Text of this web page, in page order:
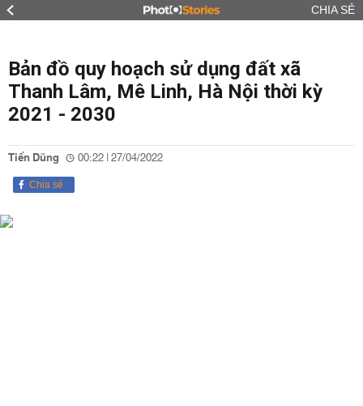
CHIA SẺ
Bản đồ quy hoạch sử dụng đất xã
Thanh Lâm, Mê Linh, Hà Nội thời kỳ
2021 - 2030
Tiến Dũng 00:22 | 27/04/2022
Chia sẻ